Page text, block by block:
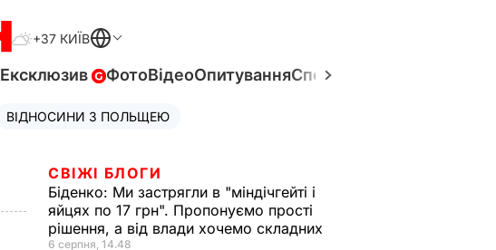
+37 КИЇВ
Ексклюзив ФотоВідеоОпитуванняСпецпроєкти
ВІДНОСИНИ З ПОЛЬЩЕЮ
СВІЖІ БЛОГИ
Біденко: Ми застрягли в "міндічгейті і
яйцях по 17 грн". Пропонуємо прості
рішення, а від влади хочемо складних
6 серпня, 14.48